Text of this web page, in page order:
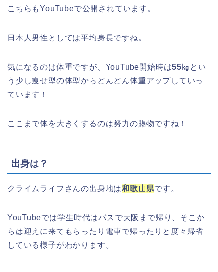
こちらもYouTubeで公開されています。
日本人男性としては平均身長ですね。
気になるのは体重ですが、YouTube開始時は55㎏ とい
う少し痩せ型の体型からどんどん体重アップしていっ
ています！
ここまで体を大きくするのは努力の賜物ですね！
出身は？
クライムライフさんの出身地は和歌山県です。
YouTubeでは学生時代はバスで大阪まで帰り、そこか
らは迎えに来てもらったり電車で帰ったりと度々帰省
している様子がわかります。